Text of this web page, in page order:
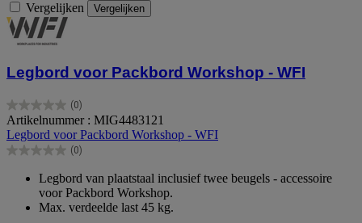
Vergelijken Vergelijken
Legbord voor Packbord Workshop - WFI
(0)
0.0
van
de
5
Artikelnummer : MIG4483121
Legbord voor Packbord Workshop - WFI
(0)
0.0
sterren.
Legbord van plaatstaal inclusief twee beugels - accessoire
voor Packbord Workshop.
Max. verdeelde last 45 kg.